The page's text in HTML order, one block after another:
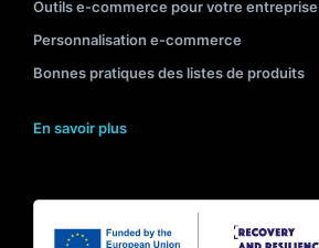
Outils e-commerce pour votre entreprise
Personnalisation e-commerce
Bonnes pratiques des listes de produits
En savoir plus